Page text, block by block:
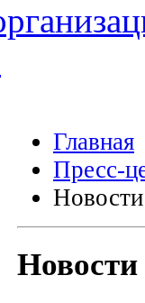
Главная
Пресс-
Новости